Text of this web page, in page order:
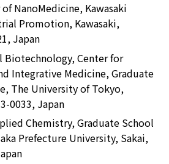
NanoMedicine, Kawasaki
Promotion, Kawasaki,
Japan
Biotechnology, Center for
Integrative Medicine, Graduate
The University of Tokyo,
0033, Japan
Chemistry, Graduate School
Prefecture University, Sakai,